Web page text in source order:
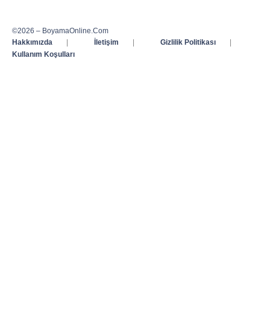
©2026 – BoyamaOnline.Com
Hakkımızda
| İletişim | Gizlilik Politikası
|
Kullanım Koşulları